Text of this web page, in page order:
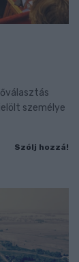
személye
Szólj hozzá!